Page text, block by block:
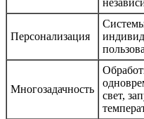
Персонализация
Многозадачность
свет,